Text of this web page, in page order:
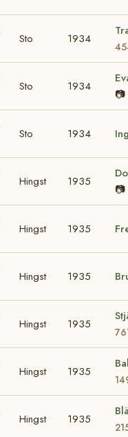
Sto 1934
Sto 1934
📷
Sto 1934
Hingst 1935
📷
Hingst 1935
Hingst 1935
Hingst 1935
Hingst 1935
Hingst 1935